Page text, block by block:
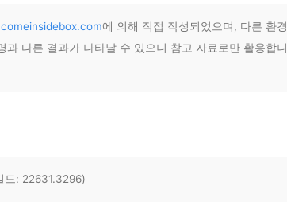
comeinsidebox.com에 의해 직접 작성되었으며, 다른 환경
과 다른 결과가 나타날 수 있으니 참고 자료로만 활용합니
드: 22631.3296)